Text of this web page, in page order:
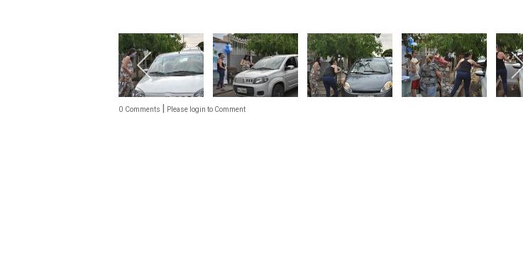
0 Comments | Please login to Comment